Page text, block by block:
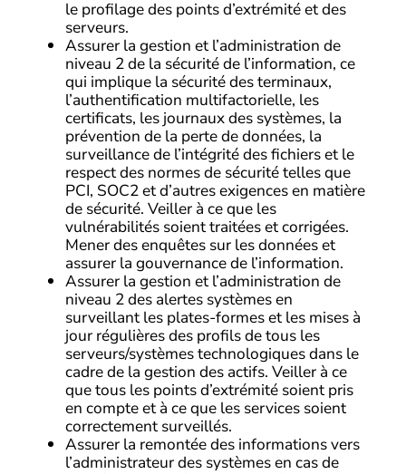
le profilage des points d’extrémité et des
serveurs.
Assurer la gestion et l’administration de
niveau 2 de la sécurité de l’information, ce
qui implique la sécurité des terminaux,
l’authentification multifactorielle, les
certificats, les journaux des systèmes, la
prévention de la perte de données, la
surveillance de l’intégrité des fichiers et le
respect des normes de sécurité telles que
PCI, SOC2 et d’autres exigences en matière
de sécurité. Veiller à ce que les
vulnérabilités soient traitées et corrigées.
Mener des enquêtes sur les données et
assurer la gouvernance de l’information.
Assurer la gestion et l’administration de
niveau 2 des alertes systèmes en
surveillant les plates-formes et les mises à
jour régulières des profils de tous les
serveurs/systèmes technologiques dans le
cadre de la gestion des actifs. Veiller à ce
que tous les points d’extrémité soient pris
en compte et à ce que les services soient
correctement surveillés.
Assurer la remontée des informations vers
l’administrateur des systèmes en cas de